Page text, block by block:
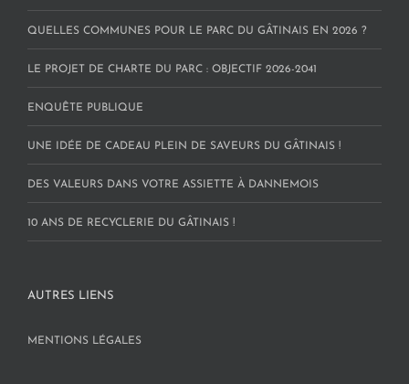
QUELLES COMMUNES POUR LE PARC DU GÂTINAIS EN 2026 ?
LE PROJET DE CHARTE DU PARC : OBJECTIF 2026-2041
ENQUÊTE PUBLIQUE
UNE IDÉE DE CADEAU PLEIN DE SAVEURS DU GÂTINAIS !
DES VALEURS DANS VOTRE ASSIETTE À DANNEMOIS
10 ANS DE RECYCLERIE DU GÂTINAIS !
AUTRES LIENS
MENTIONS LÉGALES